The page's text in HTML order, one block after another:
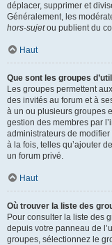
déplacer, supprimer et
Généralement, les
hors-sujetou publient du
Haut
Que sont les groupes
Les groupes permettent
des invités au forum et à
à un ou plusieurs groupes
gestion des membres par
administrateurs de
à la fois, telles qu’ajouter
un forum privé.
Haut
Où trouver la liste des
Pour consulter la liste des
depuis votre panneau de
groupes, sélectionnez le